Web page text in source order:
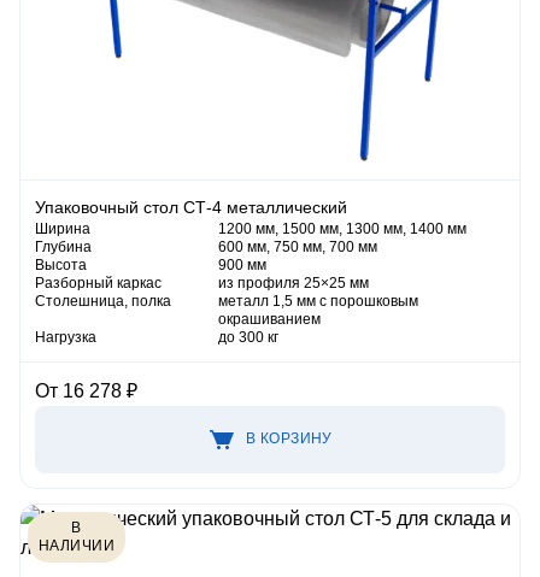
Упаковочный стол СТ-4 металлический
Ширина
1200 мм, 1500 мм, 1300 мм, 1400 мм
Глубина
600 мм, 750 мм, 700 мм
Высота
900 мм
Разборный каркас
из профиля 25×25 мм
Столешница, полка
металл 1,5 мм с порошковым
окрашиванием
Нагрузка
до 300 кг
От 16 278 ₽
В КОРЗИНУ
В
НАЛИЧИИ